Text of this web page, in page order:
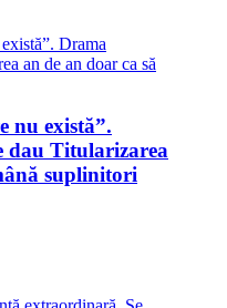
nu există”.
dau Titularizarea
suplinitori